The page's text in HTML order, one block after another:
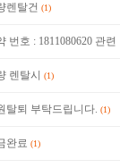
렌탈건 (1)
번호 : 1811080620 관
렌탈시 (1)
탈퇴 부탁드립니다. (1)
완료 (1)